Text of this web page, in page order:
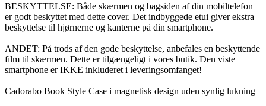
BESKYTTELSE: Både skærmen og bagsiden af din mobiltelefon
er godt beskyttet med dette cover. Det indbyggede etui giver ekstra
beskyttelse til hjørnerne og kanterne på din smartphone.
ANDET: På trods af den gode beskyttelse, anbefales en beskyttende
film til skærmen. Dette er tilgængeligt i vores butik. Den viste
smartphone er IKKE inkluderet i leveringsomfanget!
Cadorabo Book Style Case i magnetisk design uden synlig lukning